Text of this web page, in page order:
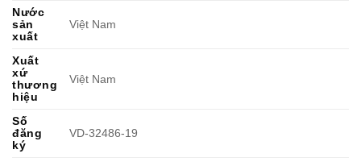
Nước
sản
xuất
Việt Nam
Xuất
xứ
thương
hiệu
Việt Nam
Số
đăng
ký
VD-32486-19